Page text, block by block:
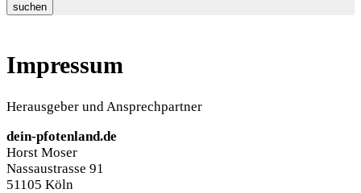
suchen
Impressum
Herausgeber und Ansprechpartner
dein-pfotenland.de
Horst Moser
Nassaustrasse 91
51105 Köln